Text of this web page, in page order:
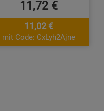
11,72 €
11,02 €
mit Code: CxLyh2Ajne